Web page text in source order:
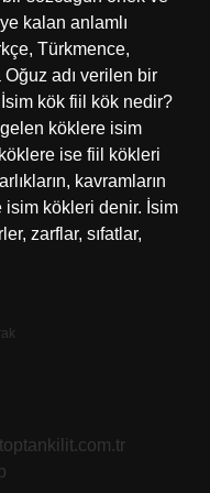
kalan anlamlı
Türkmence,
adı verilen bir
kök fiil kök nedir?
gelen köklere isim
ise fiil kökleri
kavramların
isim kökleri denir. İsim
zarflar, sıfatlar,